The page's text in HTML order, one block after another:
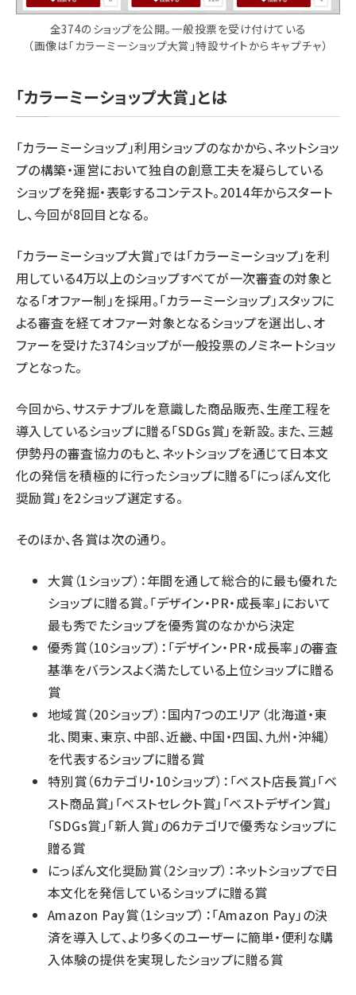
全374のショップを公開。一般投票を受け付けている
（画像は「カラーミーショップ大賞」特設サイトからキャプチャ）
「カラーミーショップ大賞」とは
「カラーミーショップ」利用ショップのなかから、ネットショッ
プの構築・運営において独自の創意工夫を凝らしている
ショップを発掘・表彰するコンテスト。2014年からスタート
し、今回が8回目となる。
「カラーミーショップ大賞」では「カラーミーショップ」を利
用している4万以上のショップすべてが一次審査の対象と
なる「オファー制」を採用。「カラーミーショップ」スタッフに
よる審査を経てオファー対象となるショップを選出し、オ
ファーを受けた374ショップが一般投票のノミネートショッ
プとなった。
今回から、サステナブルを意識した商品販売、生産工程を
導入しているショップに贈る「SDGs賞」を新設。また、三越
伊勢丹の審査協力のもと、ネットショップを通じて日本文
化の発信を積極的に行ったショップに贈る「にっぽん文化
奨励賞」を2ショップ選定する。
そのほか、各賞は次の通り。
大賞（1ショップ）：年間を通して総合的に最も優れた
ショップに贈る賞。「デザイン・PR・成長率」において
最も秀でたショップを優秀賞のなかから決定
優秀賞（10ショップ）：「デザイン・PR・成長率」の審査
基準をバランスよく満たしている上位ショップに贈る
賞
地域賞（20ショップ）：国内7つのエリア（北海道・東
北、関東、東京、中部、近畿、中国・四国、九州・沖縄）
を代表するショップに贈る賞
特別賞（6カテゴリ・10ショップ）：「ベスト店長賞」「ベ
スト商品賞」「ベストセレクト賞」「ベストデザイン賞」
「SDGs賞」「新人賞」の6カテゴリで優秀なショップに
贈る賞
にっぽん文化奨励賞（2ショップ）：ネットショップで日
本文化を発信しているショップに贈る賞
Amazon Pay賞（1ショップ）：「Amazon Pay」の決
済を導入して、より多くのユーザーに簡単・便利な購
入体験の提供を実現したショップに贈る賞